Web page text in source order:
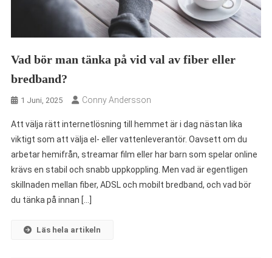
Vad bör man tänka på vid val av fiber eller
bredband?
1 Juni, 2025 Conny Andersson
Att välja rätt internetlösning till hemmet är i dag nästan lika
viktigt som att välja el- eller vattenleverantör. Oavsett om du
arbetar hemifrån, streamar film eller har barn som spelar online
krävs en stabil och snabb uppkoppling. Men vad är egentligen
skillnaden mellan fiber, ADSL och mobilt bredband, och vad bör
du tänka på innan […]
Läs hela artikeln